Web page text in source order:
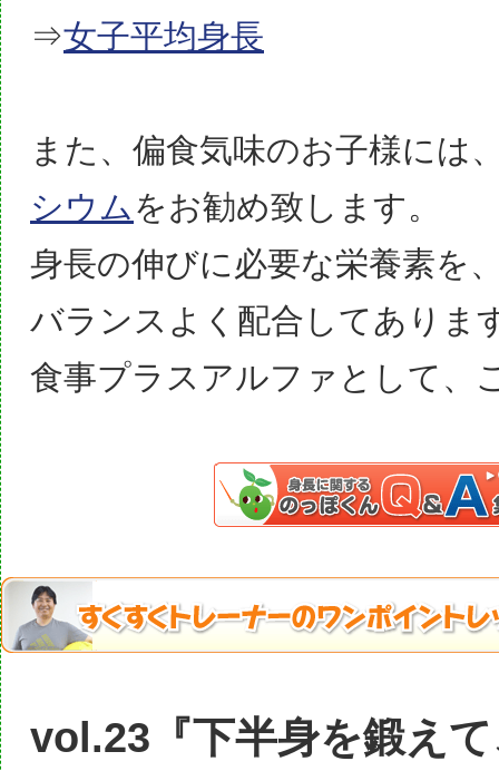
⇒女子平均身長
また、偏食気味のお子様には
シウム をお勧め致します。
身長の伸びに必要な栄養素を
バランスよく配合してありま
食事プラスアルファとして、
vol.23『下半身を鍛え